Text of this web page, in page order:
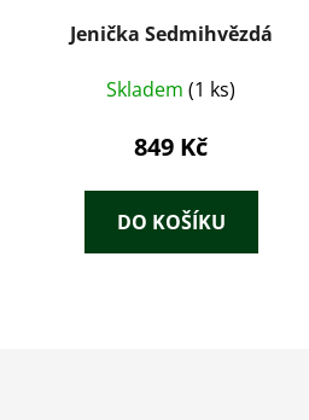
Jenička Sedmihvězdá
Skladem (1 ks)
849 Kč
DO KOŠÍKU